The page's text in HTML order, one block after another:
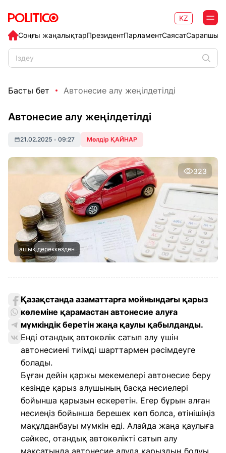
Соңғы жаңалықтарПрезидентПарламентСаясат
KZ
Басты бет Автонесие алу жеңілдетілді
Автонесие алу жеңілдетілді
21.02.2025 • 09:27 Мөлдір ҚАЙНАР
323
ашық дереккөзден
Қазақстанда азаматтарға мойнындағы қарыз
көлеміне қарамастан автонесие алуға
мүмкіндік беретін жаңа қаулы қабылданды.
Енді отандық автокөлік сатып алу үшін
автонесиені тиімді шарттармен рәсімдеуге
болады.
Бұған дейін қаржы мекемелері автонесие беру
кезінде қарыз алушының басқа несиелері
бойынша қарызын ескеретін. Егер бұрын алған
несиеңіз бойынша берешек көп болса, өтінішіңіз
мақұлданбауы мүмкін еді. Алайда жаңа қаулыға
сәйкес, отандық автокөлікті сатып алу
мақсатында автонесие алуда қарыздың болуы